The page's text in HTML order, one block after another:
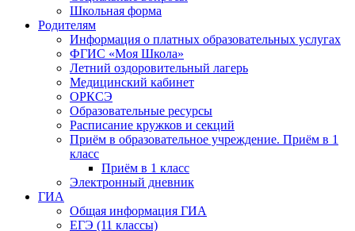
Школьная форма
Родителям
Информация о платных образовательных услугах
ФГИС «Моя Школа»
Летний оздоровительный лагерь
Медицинский кабинет
ОРКСЭ
Образовательные ресурсы
Расписание кружков и секций
Приём в образовательное учреждение. Приём в 1
класс
Приём в 1 класс
Электронный дневник
ГИА
Общая информация ГИА
ЕГЭ (11 классы)